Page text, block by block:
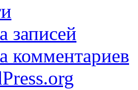
записей
комментариев